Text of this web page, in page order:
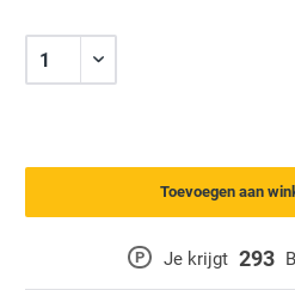
P Je krijgt 293
Toevoegen aan